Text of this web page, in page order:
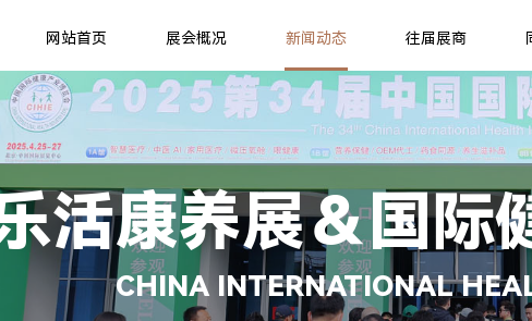
网站首页 展会概况 新闻动态 往届展商
活康养展＆国际
CHINA INTERNATIONAL